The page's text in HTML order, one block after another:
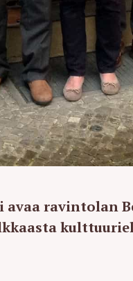
ravintolan